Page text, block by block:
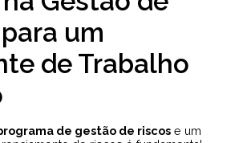
um
de Trabalho
de gestão de riscos e um